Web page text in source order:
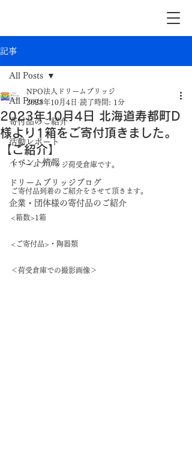
記事
All Posts
寄付品のご紹介
活動レポート
イベント情報
ドリームブリッジブログ
企業・団体様の寄付品のご紹介
All Posts
2023年10月4日 北海道寿都町D
様より1箱をご寄付頂きました。
【ご紹介】
NPO法人ドリームブリッジ
2023年10月4日 読了時間: 1分
ドリームブリッジ荷受倉庫です。
ご寄付品到着のご紹介をさせて頂きます。
<箱数>1箱
<ご寄付品>・陶器類
＜荷受倉庫での撮影画像＞